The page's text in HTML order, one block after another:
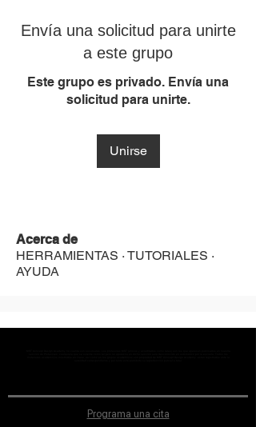
Envía una solicitud para unirte
a este grupo
Este grupo es privado. Envía una
solicitud para unirte.
Unirse
Acerca de
HERRAMIENTAS · TUTORIALES ·
AYUDA
Programa una cita